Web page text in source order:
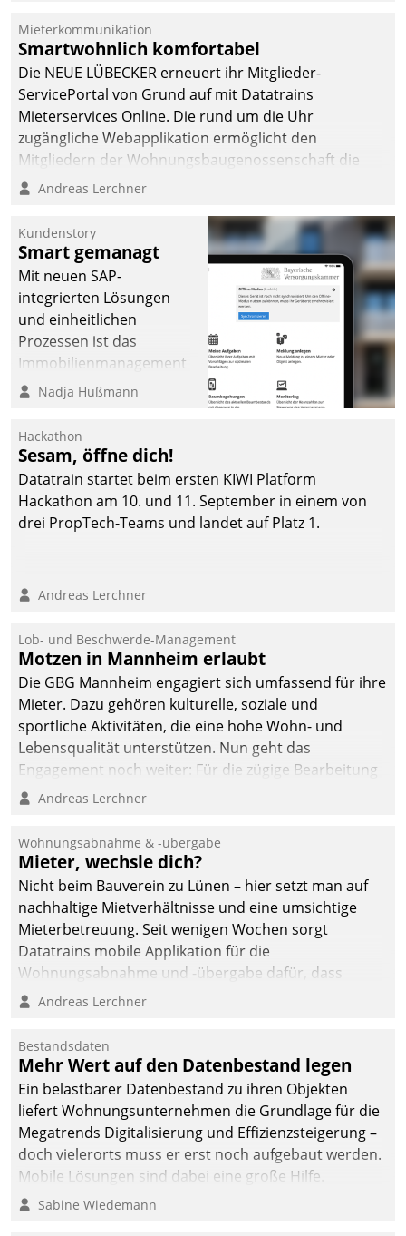
integrieren.
Mieterkommunikation
Smartwohnlich komfortabel
Die NEUE LÜBECKER erneuert ihr Mitglieder-
ServicePortal von Grund auf mit Datatrains
Mieterservices Online. Die rund um die Uhr
zugängliche Webapplikation ermöglicht den
Mitgliedern der Wohnungs­bau­genossenschaft die
Kontaktaufnahme per Smartphone, Tablet oder PC.
Andreas Lerchner
Kundenstory
Smart gemanagt
Mit neuen SAP-
integrierten Lösungen
und einheitlichen
Prozessen ist das
Immobilienmanagement
der Bayerischen
Ressort Kapitalanlage für
künftige Aufgaben und
Herausforderungen
gerüstet.
Nadja Hußmann
Hackathon
Sesam, öffne dich!
Datatrain startet beim ersten KIWI Platform
Hackathon am 10. und 11. September in einem von
drei PropTech-Teams und landet auf Platz 1.
Andreas Lerchner
Lob- und Beschwerde-Management
Motzen in Mannheim erlaubt
Die GBG Mannheim engagiert sich umfassend für ihre
Mieter. Dazu gehören kulturelle, soziale und
sportliche Aktivitäten, die eine hohe Wohn- und
Lebensqualität unterstützen. Nun geht das
Engagement noch weiter: Für die zügige Bearbeitung
von Beschwerden – oder Lob – richtet das
und Beschwerde-Management einen eigenen Kanal
ein.
Andreas Lerchner
Wohnungsabnahme & -übergabe
Mieter, wechsle dich?
Nicht beim Bauverein zu Lünen – hier setzt man auf
nachhaltige Mietverhältnisse und eine umsichtige
Mieterbetreuung. Seit wenigen Wochen sorgt
Datatrains mobile Applikation für die
Wohnungsabnahme und -übergabe dafür, dass
Mieter wohlgeordnet kommen und, so es sein muss,
Andreas Lerchner
Bestandsdaten
Mehr Wert auf den Datenbestand legen
Ein belastbarer Datenbestand zu ihren Objekten
liefert Wohnungsunternehmen die Grundlage für die
Megatrends Digitalisierung und Effizienzsteigerung –
doch vielerorts muss er erst noch aufgebaut werden.
Mobile Lösungen sind dabei eine große Hilfe.
Sabine Wiedemann